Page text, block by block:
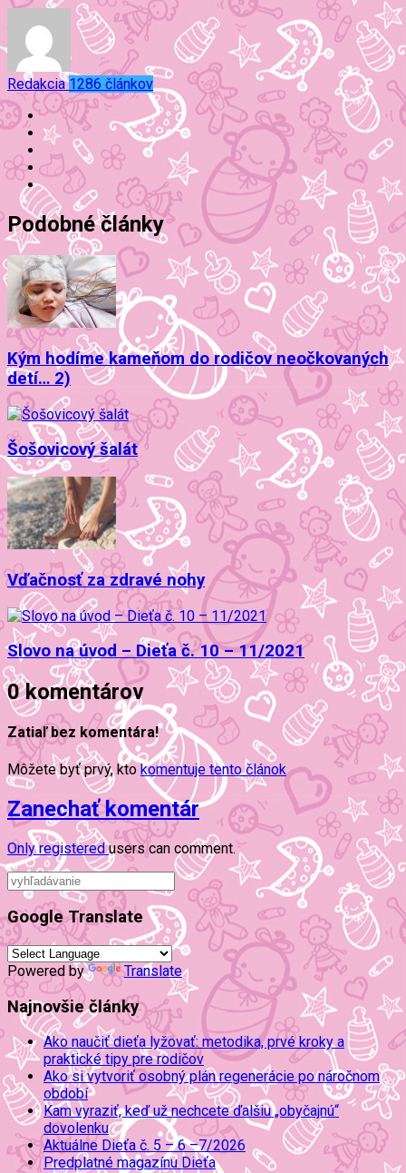
Redakcia1286 článkov
Podobné články
Kým hodíme kameňom do rodičov neočkovaných
detí… 2)
Šošovicový šalát
Vďačnosť za zdravé nohy
Slovo na úvod – Dieťa č. 10 – 11/2021
0 komentárov
Zatiaľ bez komentára!
Môžete byť prvý, ktokomentuje tento článok
Zanechať komentár
Onlyregisteredusers can comment.
Google Translate
Powered by Translate
Najnovšie články
Ako naučiť dieťa lyžovať: metodika, prvé kroky a
praktické tipy pre rodičov
Ako si vytvoriť osobný plán regenerácie po náročnom
období
Kam vyraziť, keď už nechcete ďalšiu „obyčajnú“
dovolenku
Aktuálne Dieťa č. 5 – 6 –7/2026
Predplatné magazínu Dieťa